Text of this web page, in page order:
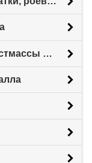
Пчеловодный инвентарь из пластмассы для пасеки